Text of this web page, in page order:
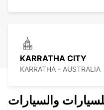
KARRATHA CITY
KARRATHA - AUSTRALIA
والسيارات